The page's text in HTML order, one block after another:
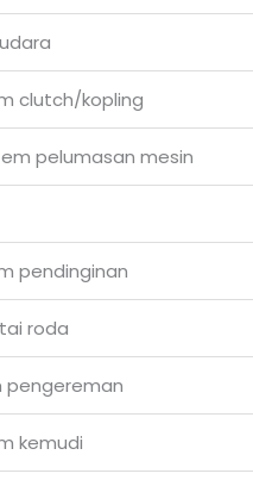
clutch/kopling
pelumasan mesin
pendinginan
roda
pengereman
kemudi